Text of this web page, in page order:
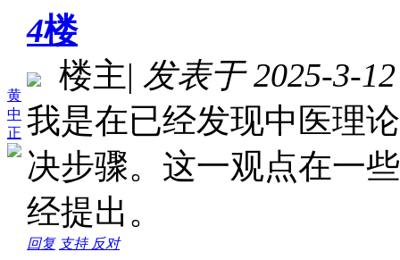
黄
中
正
4楼
楼主| 发表于 2025-3-
我是在已经发现中医理
决步骤。这一观点在一
经提出。
回复 支持 反对